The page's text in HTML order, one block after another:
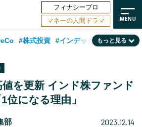
フィナシープロ
マネーの人間ドラマ
#株式投資 #インデックスファンド
#公的年金 #40代 #トレンド
ビーイング #企業型DC
#金融用語解説
もっと見る
を更新 インド株ファンド
位になる理由」
部 2023.12.14